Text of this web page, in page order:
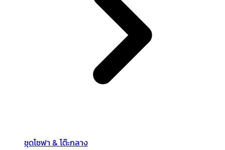
ชุดโซฟา & โต๊ะกลาง